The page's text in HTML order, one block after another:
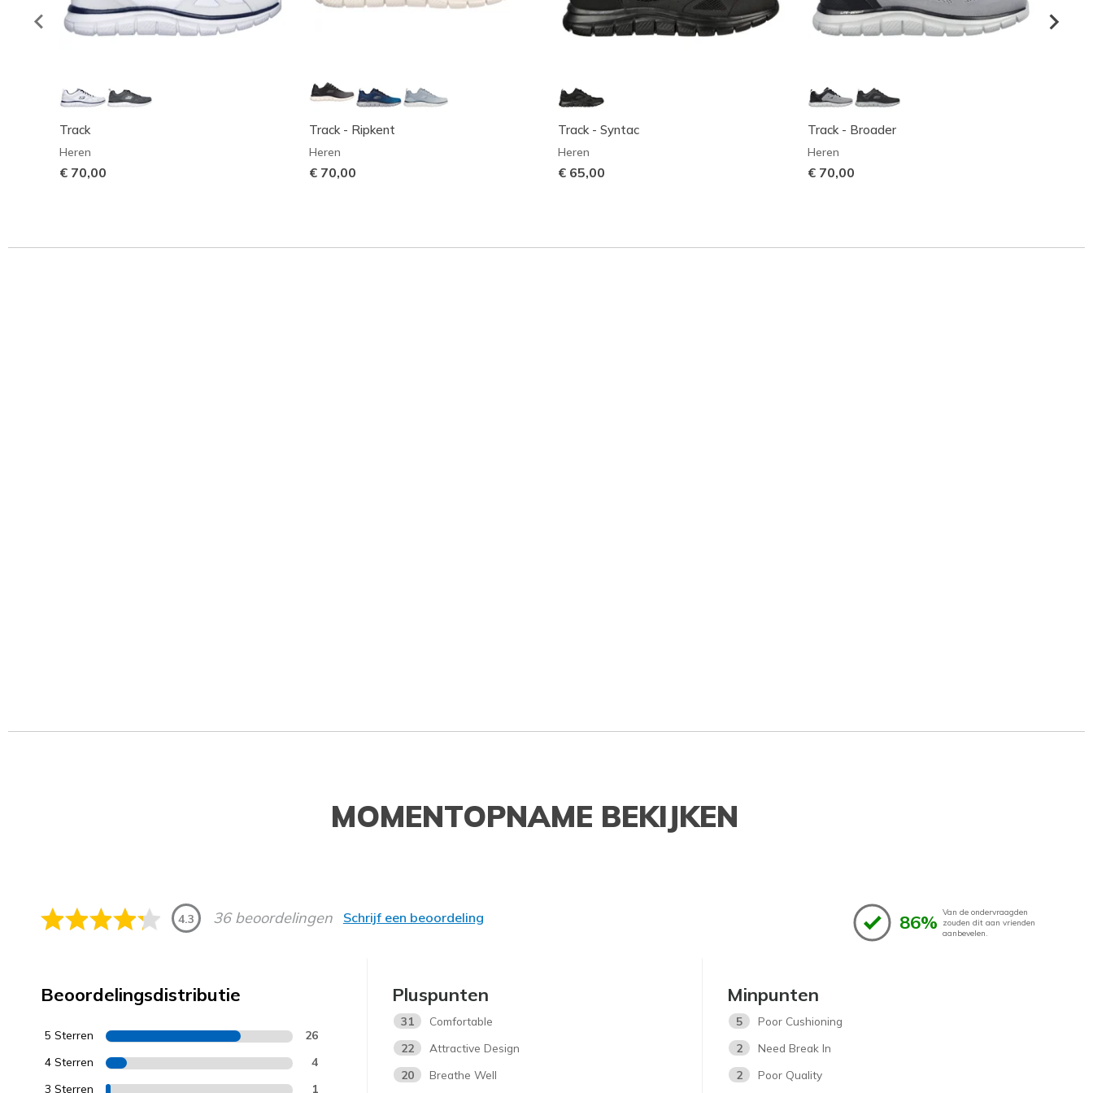
Track
Heren
€ 70,00
Track - Ripkent
Heren
€ 70,00
Track - Syntac
Heren
€ 65,00
Track - Broader
Heren
€ 70,00
MOMENTOPNAME BEKIJKEN
4.3 36 beoordelingen Schrijf een beoordeling 86% Van de ondervraagden
zouden dit aan vrienden
aanbevelen.
Beoordelingsdistributie
5 Sterren 26
4 Sterren 4
3 Sterren 1
Pluspunten
31
Comfortable
22
Attractive Design
20
Breathe Well
Minpunten
5
Poor Cushioning
2
Need Break In
2
Poor Quality